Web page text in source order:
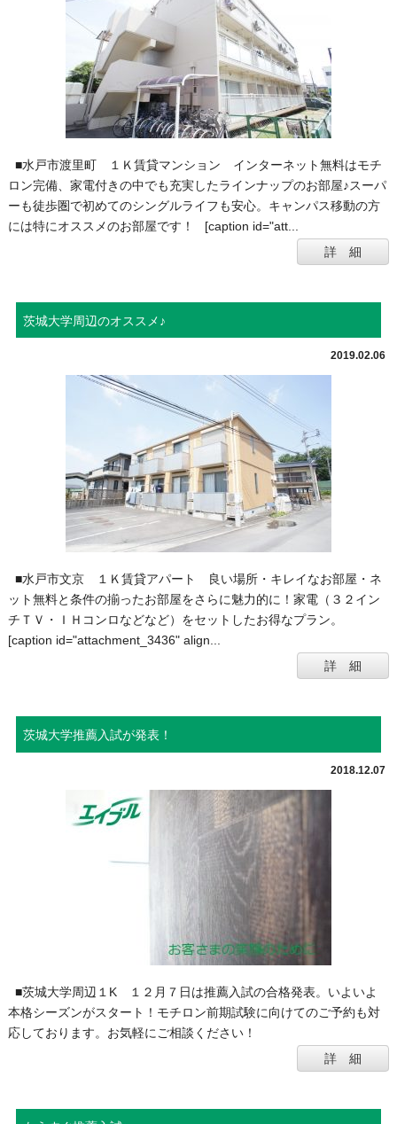
■水戸市渡里町 １Ｋ賃貸マンション インターネット無料はモチ
ロン完備、家電付きの中でも充実したラインナップのお部屋♪スーパ
ーも徒歩圏で初めてのシングルライフも安心。キャンパス移動の方
には特にオススメのお部屋です！ [caption id="att...
詳 細
茨城大学周辺のオススメ♪
2019.02.06
■水戸市文京 １Ｋ賃貸アパート 良い場所・キレイなお部屋・ネ
ット無料と条件の揃ったお部屋をさらに魅力的に！家電（３２イン
チＴＶ・ＩＨコンロなどなど）をセットしたお得なプラン。
[caption id="attachment_3436" align...
詳 細
茨城大学推薦入試が発表！
2018.12.07
■茨城大学周辺１K １２月７日は推薦入試の合格発表。いよいよ
本格シーズンがスタート！モチロン前期試験に向けてのご予約も対
応しております。お気軽にご相談ください！
詳 細